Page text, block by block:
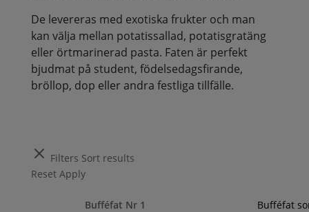
De levereras med exotiska frukter och man
kan välja mellan potatissallad, potatisgratäng
eller örtmarinerad pasta. Faten är perfekt
bjudmat på student, födelsedagsfirande,
bröllop, dop eller andra festliga tillfälle.
Filters Sort results
Reset Apply
Bufféfat Nr 1
Bufféfat